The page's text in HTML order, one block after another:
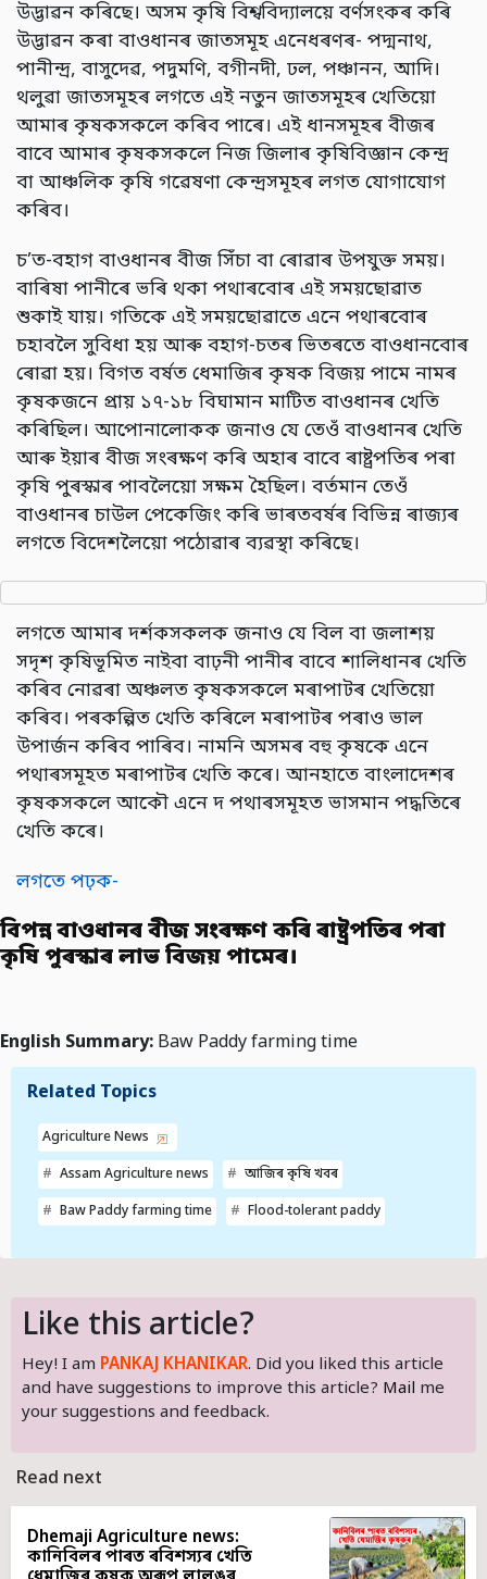
উদ্ভাৱন কৰিছে। অসম কৃষি বিশ্ববিদ্যালয়ে বৰ্ণসংকৰ কৰি
উদ্ভাৱন কৰা বাওধানৰ জাতসমূহ এনেধৰণৰ- পদ্মনাথ,
পানীন্দ্ৰ, বাসুদেৱ, পদুমণি, বগীনদী, ঢল, পঞ্চানন, আদি।
থলুৱা জাতসমূহৰ লগতে এই নতুন জাতসমূহৰ খেতিয়ো
আমাৰ কৃষকসকলে কৰিব পাৰে। এই ধানসমূহৰ বীজৰ
বাবে আমাৰ কৃষকসকলে নিজ জিলাৰ কৃষিবিজ্ঞান কেন্দ্ৰ
বা আঞ্চলিক কৃষি গৱেষণা কেন্দ্ৰসমূহৰ লগত যোগাযোগ
কৰিব।
চ’ত-বহাগ বাওধানৰ বীজ সিঁচা বা ৰোৱাৰ উপযুক্ত সময়।
বাৰিষা পানীৰে ভৰি থকা পথাৰবোৰ এই সময়ছোৱাত
শুকাই যায়। গতিকে এই সময়ছোৱাতে এনে পথাৰবোৰ
চহাবলৈ সুবিধা হয় আৰু বহাগ-চতৰ ভিতৰতে বাওধানবোৰ
ৰোৱা হয়। বিগত বৰ্ষত ধেমাজিৰ কৃষক বিজয় পামে নামৰ
কৃষকজনে প্ৰায় ১৭-১৮ বিঘামান মাটিত বাওধানৰ খেতি
কৰিছিল। আপোনালোকক জনাও যে তেওঁ বাওধানৰ খেতি
আৰু ইয়াৰ বীজ সংৰক্ষণ কৰি অহাৰ বাবে ৰাষ্ট্ৰপতিৰ পৰা
কৃষি পুৰস্কাৰ পাবলৈয়ো সক্ষম হৈছিল। বৰ্তমান তেওঁ
বাওধানৰ চাউল পেকেজিং কৰি ভাৰতবৰ্ষৰ বিভিন্ন ৰাজ্যৰ
লগতে বিদেশলৈয়ো পঠোৱাৰ ব্যৱস্থা কৰিছে।
লগতে আমাৰ দৰ্শকসকলক জনাও যে বিল বা জলাশয়
সদৃশ কৃষিভূমিত নাইবা বাঢ়নী পানীৰ বাবে শালিধানৰ খেতি
কৰিব নোৱৰা অঞ্চলত কৃষকসকলে মৰাপাটৰ খেতিয়ো
কৰিব। পৰকল্পিত খেতি কৰিলে মৰাপাটৰ পৰাও ভাল
উপাৰ্জন কৰিব পাৰিব। নামনি অসমৰ বহু কৃষকে এনে
পথাৰসমূহত মৰাপাটৰ খেতি কৰে। আনহাতে বাংলাদেশৰ
কৃষকসকলে আকৌ এনে দ পথাৰসমূহত ভাসমান পদ্ধতিৰে
খেতি কৰে।
লগতে পঢ়ক-
বিপন্ন বাওধানৰ বীজ সংৰক্ষণ কৰি ৰাষ্ট্ৰপতিৰ পৰা
কৃষি পুৰস্কাৰ লাভ বিজয় পামেৰ।
English Summary: Baw Paddy farming time
Related Topics
Agriculture News
Assam Agriculture news আজিৰ কৃষি খবৰ
Baw Paddy farming time Flood-tolerant paddy
Like this article?
Hey! I am PANKAJ KHANIKAR. Did you liked this article
and have suggestions to improve this article? Mail me
your suggestions and feedback.
Read next
Dhemaji Agriculture news:
কানিবিলৰ পাৰত ৰবিশস্যৰ খেতি